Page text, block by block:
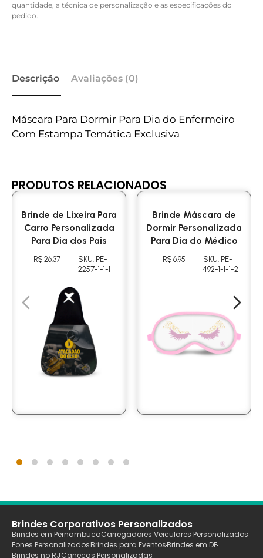
quantidade, a técnica de personalização e as especificações do
pedido.
Descrição Avaliações (0)
Máscara Para Dormir Para Dia do Enfermeiro
Com Estampa Temática Exclusiva
PRODUTOS RELACIONADOS
Brinde de Lixeira Para
Carro Personalizada
Para Dia dos Pais
R$ 26.37
SKU: PE-
2257-1-1-1
Brinde Máscara de
Dormir Personalizada
Para Dia do Médico
R$ 6.95
SKU: PE-
492-1-1-1-2
Brindes Corporativos Personalizados
Brindes em PernambucoCarregadores Veiculares Personalizados
Fones PersonalizadosBrindes para EventosBrindes em DF
Brindes no RJCanecas Personalizadas